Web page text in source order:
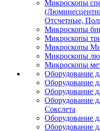
Микроскопы
Отсчетные,
Микроскопы
Микроскопы
Микроскопы
Микроскопы
Микроскопы
Оборудование
Оборудование
Оборудование
Оборудование
Сокслета
Оборудование
Оборудование